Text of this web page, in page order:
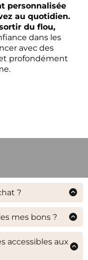
personnalisée
au quotidien.
du flou,
dans les
avec des
profondément
?
vous
commande par
être téléchargé,
mes bons ?
photos, les
6 mois.
accessibles aux